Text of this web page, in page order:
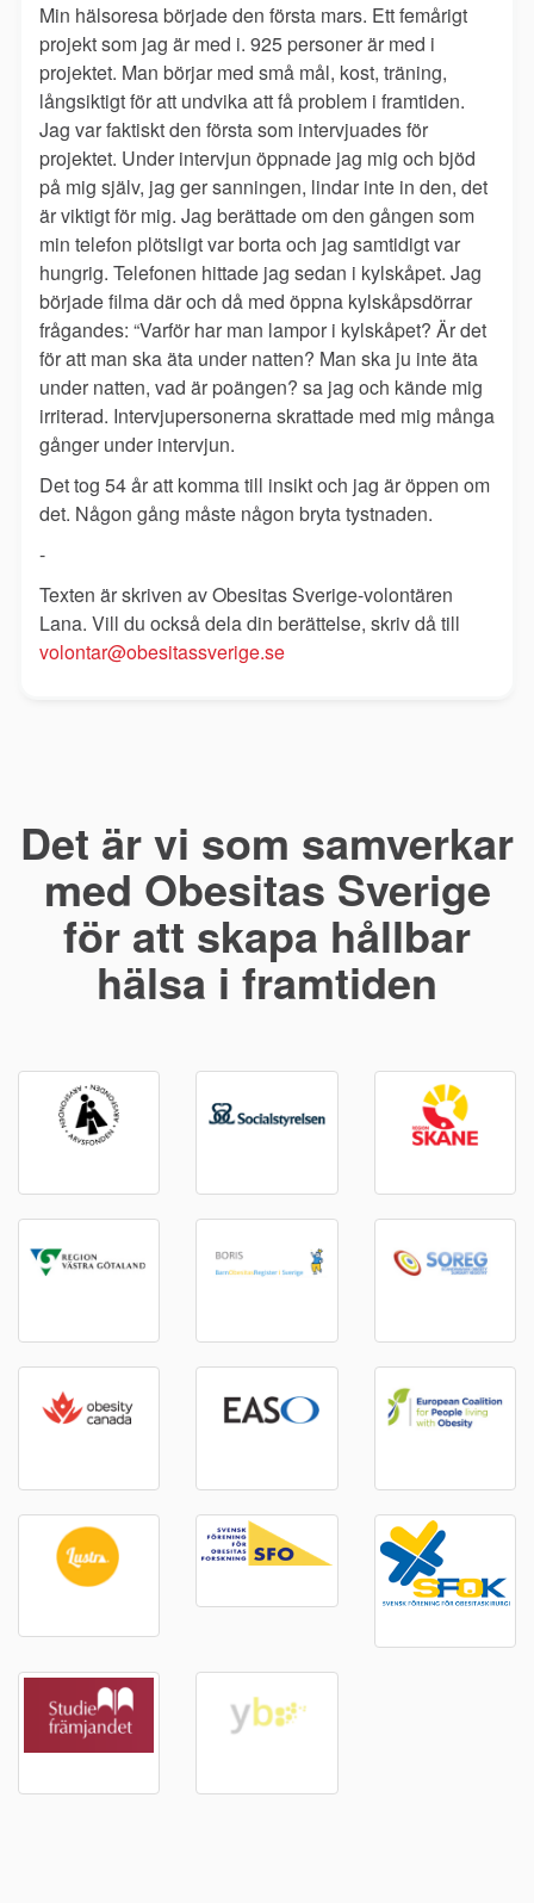
Min hälsoresa började den första mars. Ett femårigt
projekt som jag är med i. 925 personer är med i
projektet. Man börjar med små mål, kost, träning,
långsiktigt för att undvika att få problem i framtiden.
Jag var faktiskt den första som intervjuades för
projektet. Under intervjun öppnade jag mig och bjöd
på mig själv, jag ger sanningen, lindar inte in den, det
är viktigt för mig. Jag berättade om den gången som
min telefon plötsligt var borta och jag samtidigt var
hungrig. Telefonen hittade jag sedan i kylskåpet. Jag
började filma där och då med öppna kylskåpsdörrar
frågandes: “Varför har man lampor i kylskåpet? Är det
för att man ska äta under natten? Man ska ju inte äta
under natten, vad är poängen? sa jag och kände mig
irriterad. Intervjupersonerna skrattade med mig många
gånger under intervjun.
Det tog 54 år att komma till insikt och jag är öppen om
det. Någon gång måste någon bryta tystnaden.
-
Texten är skriven av Obesitas Sverige-volontären
Lana. Vill du också dela din berättelse, skriv då till
volontar@obesitassverige.se
är vi som samverkar
Obesitas Sverige
för att skapa hållbar
hälsa i framtiden